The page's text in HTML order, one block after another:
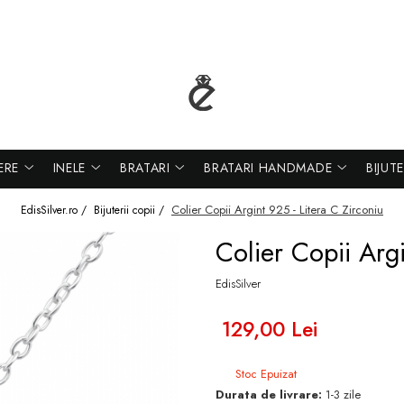
INELE BRATARI BRATARI HANDMADE
EdisSilver.ro / Bijuterii copii / Colier Copii Argint 925 - Litera C Zirconiu
Colier Copii
EdisSilver
129,00 Lei
Stoc Epuizat
Durata de livrare: 1-3 zile